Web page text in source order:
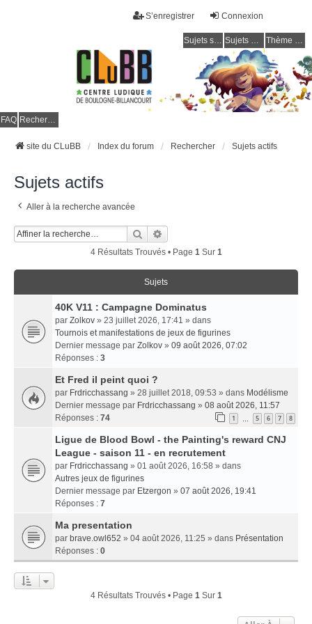
Connexion
S’enregistrer
Sujets sans réponse Sujets actifs Thème clair / foncé
FAQ Rechercher
site du CLuBB Index du forum Rechercher Sujets actifs
Sujets actifs
Aller à la recherche avancée
Rechercher
4 Résultats Trouvés • Page 1Sur 1
Sujets
40K V11 : Campagne Dominatus
par Zolkov » 23 juillet 2026, 17:41 » dans
Tournois et manifestations de jeux de figurines
Dernier message par Zolkov » 09 août 2026, 07:02
Réponses : 3
Et Fred il peint quoi ?
par Frdricchassang » 28 juillet 2018, 09:53 » dans Modélisme
Dernier message par Frdricchassang » 08 août 2026, 11:57
Réponses : 74 1 5 6 7 8
Ligue de Blood Bowl - the Painting's reward CNJ
League - saison 11 - en recrutement
par Frdricchassang » 01 août 2026, 16:58 » dans
Autres jeux de figurines
Dernier message par Etzergon » 07 août 2026, 19:41
Réponses : 7
Ma presentation
par brave.owl652 » 04 août 2026, 11:25 » dans Présentation
Réponses : 0
4 Résultats Trouvés • Page 1Sur 1